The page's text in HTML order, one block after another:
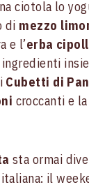
ciotola lo
di mezzo
e l’erba
Cubetti di
croccanti e la
sta ormai
il